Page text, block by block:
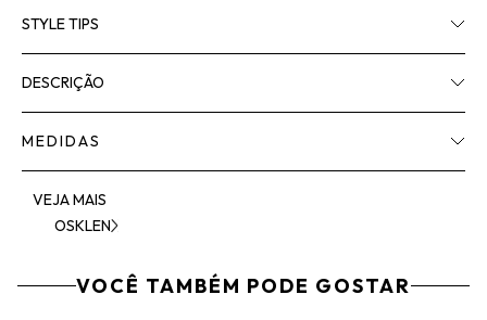
STYLE TIPS
DESCRIÇÃO
MEDIDAS
VEJA MAIS
OSKLEN
VOCÊ TAMBÉM PODE GOSTAR